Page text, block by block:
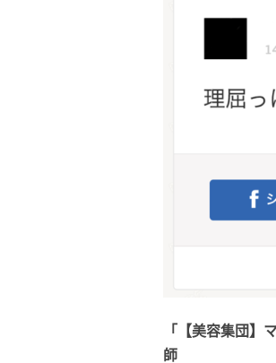
「【美容集団】
師